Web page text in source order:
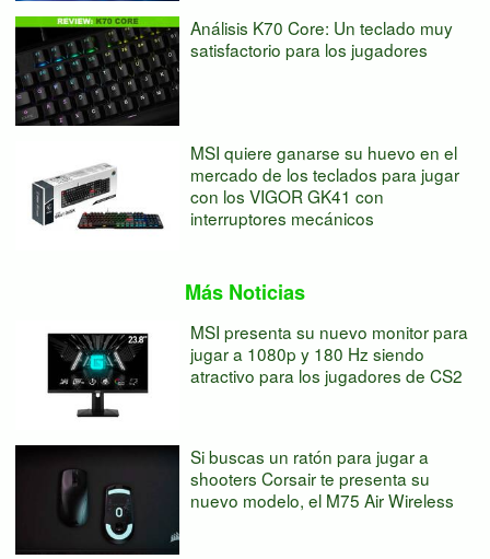
Análisis K70 Core: Un teclado muy
satisfactorio para los jugadores
MSI quiere ganarse su huevo en el
mercado de los teclados para jugar
con los VIGOR GK41 con
interruptores mecánicos
Más Noticias
MSI presenta su nuevo monitor para
jugar a 1080p y 180 Hz siendo
atractivo para los jugadores de CS2
Si buscas un ratón para jugar a
shooters Corsair te presenta su
nuevo modelo, el M75 Air Wireless